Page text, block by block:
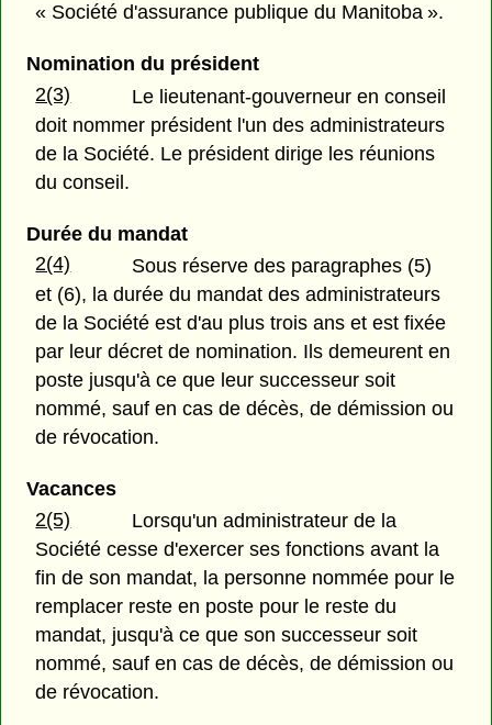
« Société d'assurance publique du Manitoba ».
Nomination du président
2(3)
Le lieutenant-gouverneur en conseil
doit nommer président l'un des administrateurs
de la Société. Le président dirige les réunions
du conseil.
Durée du mandat
2(4)
Sous réserve des paragraphes (5)
et (6), la durée du mandat des administrateurs
de la Société est d'au plus trois ans et est fixée
par leur décret de nomination. Ils demeurent en
poste jusqu'à ce que leur successeur soit
nommé, sauf en cas de décès, de démission ou
de révocation.
Vacances
2(5)
Lorsqu'un administrateur de la
Société cesse d'exercer ses fonctions avant la
fin de son mandat, la personne nommée pour le
remplacer reste en poste pour le reste du
mandat, jusqu'à ce que son successeur soit
nommé, sauf en cas de décès, de démission ou
de révocation.